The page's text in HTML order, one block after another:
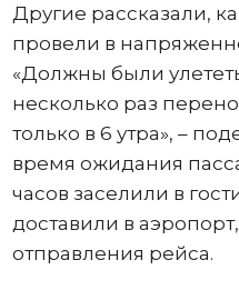
Другие рассказали,
провели в
«Должны были улететь
несколько раз
только в 6 утра», –
время ожидания
часов заселили в
доставили в
отправления рейса.